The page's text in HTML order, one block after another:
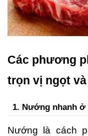
Các phương
trọn vị ngọt và
1. Nướng nhanh ở
Nướng là cách